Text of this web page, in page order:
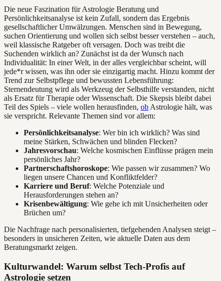
Die neue Faszination für Astrologie Beratung und
Persönlichkeitsanalyse ist kein Zufall, sondern das Ergebnis
gesellschaftlicher Umwälzungen. Menschen sind in Bewegung,
suchen Orientierung und wollen sich selbst besser verstehen – auch,
weil klassische Ratgeber oft versagen. Doch was treibt die
Suchenden wirklich an? Zunächst ist da der Wunsch nach
Individualität: In einer Welt, in der alles vergleichbar scheint, will
jede*r wissen, was ihn oder sie einzigartig macht. Hinzu kommt der
Trend zur Selbstpflege und bewussten Lebensführung:
Sternendeutung wird als Werkzeug der Selbsthilfe verstanden, nicht
als Ersatz für Therapie oder Wissenschaft. Die Skepsis bleibt dabei
Teil des Spiels – viele wollen herausfinden, ob Astrologie hält, was
sie verspricht. Relevante Themen sind vor allem:
Persönlichkeitsanalyse: Wer bin ich wirklich? Was sind
meine Stärken, Schwächen und blinden Flecken?
Jahresvorschau: Welche kosmischen Einflüsse prägen mein
persönliches Jahr?
Partnerschaftshoroskope: Wie passen wir zusammen? Wo
liegen unsere Chancen und Konfliktfelder?
Karriere und Beruf: Welche Potenziale und
Herausforderungen stehen an?
Krisenbewältigung: Wie gehe ich mit Unsicherheiten oder
Brüchen um?
Die Nachfrage nach personalisierten, tiefgehenden Analysen steigt –
besonders in unsicheren Zeiten, wie aktuelle Daten aus dem
Beratungsmarkt zeigen.
Kulturwandel: Warum selbst Tech-Profis auf
Astrologie setzen